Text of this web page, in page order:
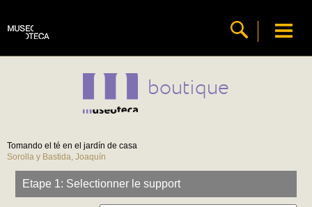
boutique
Tomando el té en el jardín de casa
Sorolla y Bastida, Joaquín
Etape 1: Selectionner le support